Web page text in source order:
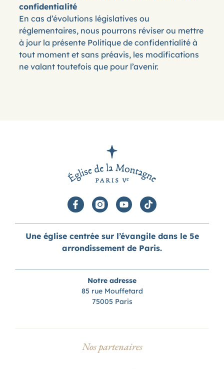
confidentialité
En cas d’évolutions législatives ou
réglementaires, nous pourrons réviser ou mettre
à jour la présente Politique de confidentialité à
tout moment et sans préavis, les modifications
ne valant toutefois que pour l’avenir.
Une église centrée sur l’évangile dans le 5e
arrondissement de Paris.
Notre adresse
85 rue Mouffetard
75005 Paris
Nos partenaires